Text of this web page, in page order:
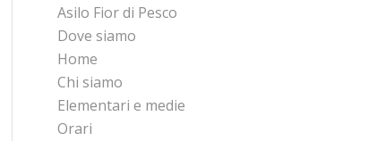
Asilo Fior di Pesco
Dove siamo
Home
Chi siamo
Elementari e medie
Orari